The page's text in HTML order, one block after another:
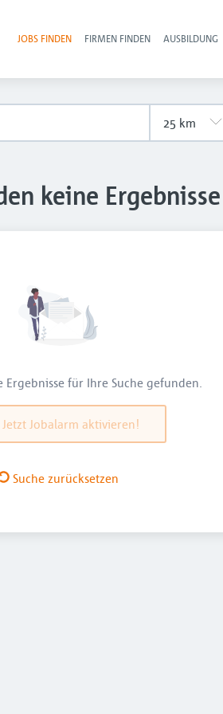
JOBS FINDEN FIRMEN FINDEN AUSBILDUNG
keine
Ergebnisse für Ihre Suche gefunden.
Jetzt Jobalarm aktivieren!
Suche zurücksetzen